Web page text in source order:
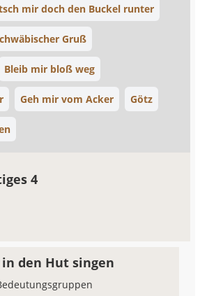
mir doch den Buckel runter
Gruß
Bleib mir bloß weg
Geh mir vom Acker Götz
4
den Hut singen